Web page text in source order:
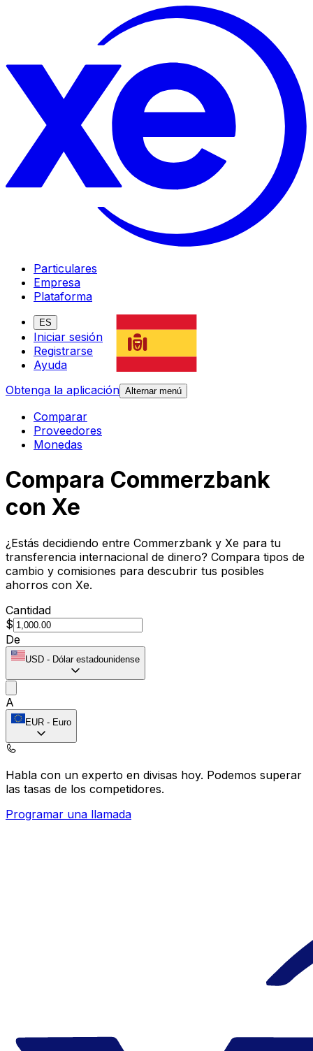
Particulares
Empresa
Plataforma
ES
Iniciar sesión
Registrarse
Ayuda
Obtenga la aplicación Alternar menú
Comparar
Proveedores
Monedas
Compara Commerzbank
con Xe
¿Estás decidiendo entre Commerzbank y Xe para tu
transferencia internacional de dinero? Compara tipos de
cambio y comisiones para descubrir tus posibles
ahorros con Xe.
Cantidad
$
De
USD - Dólar estadounidense
A
EUR - Euro
Habla con un experto en divisas hoy. Podemos superar
las tasas de los competidores.
Programar una llamada